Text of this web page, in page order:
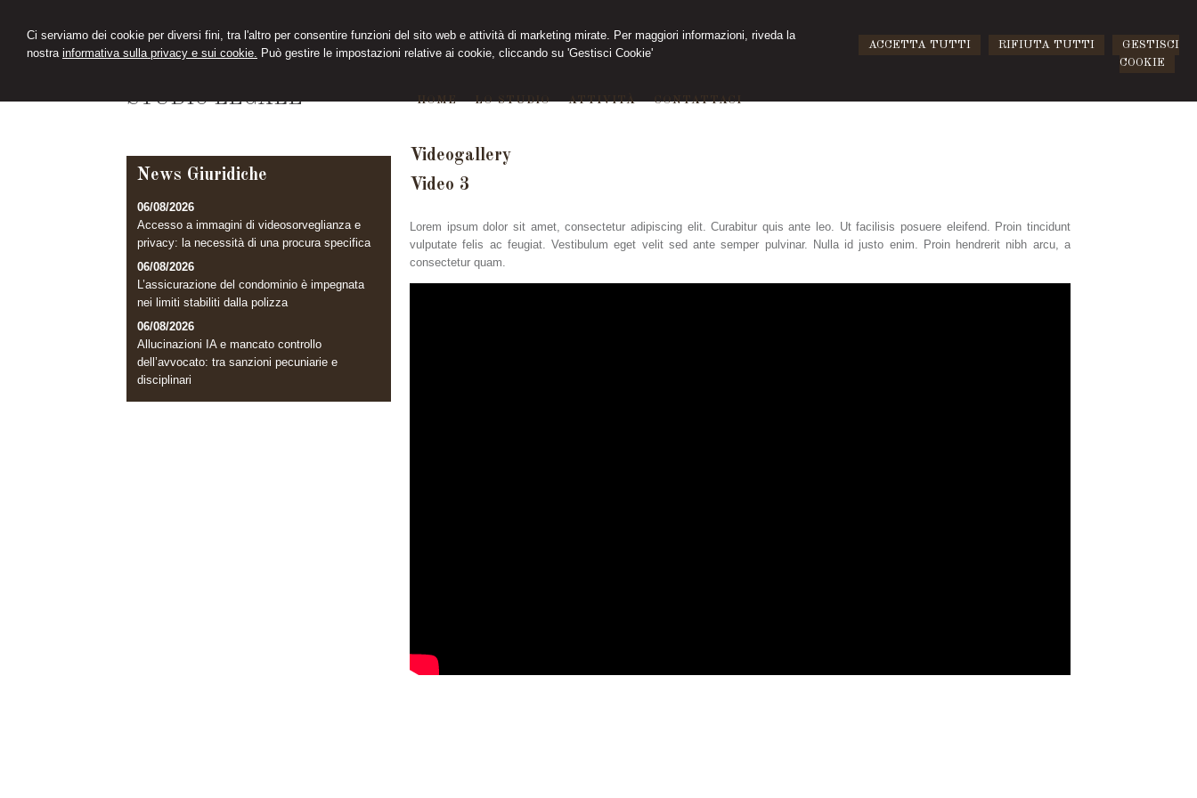
Ci serviamo dei cookie per diversi fini, tra l'altro per consentire funzioni del sito web e attività di marketing mirate. Per maggiori informazioni, riveda la
nostra informativa sulla privacy e sui cookie. Può gestire le impostazioni relative ai cookie, cliccando su 'Gestisci Cookie'
ACCETTA TUTTI RIFIUTA TUTTI
GESTISCI
COOKIE
STUDIO LEGALE HOME LO STUDIO ATTIVITÀ CONTATTACI
Videogallery
Video 3
Lorem ipsum dolor sit amet, consectetur adipiscing elit. Curabitur quis ante leo. Ut facilisis posuere eleifend. Proin tincidunt
vulputate felis ac feugiat. Vestibulum eget velit sed ante semper pulvinar. Nulla id justo enim. Proin hendrerit nibh arcu, a
consectetur quam.
News Giuridiche
06/08/2026
Accesso a immagini di videosorveglianza e
privacy: la necessità di una procura specifica
06/08/2026
L’assicurazione del condominio è impegnata
nei limiti stabiliti dalla polizza
06/08/2026
Allucinazioni IA e mancato controllo
dell’avvocato: tra sanzioni pecuniarie e
disciplinari